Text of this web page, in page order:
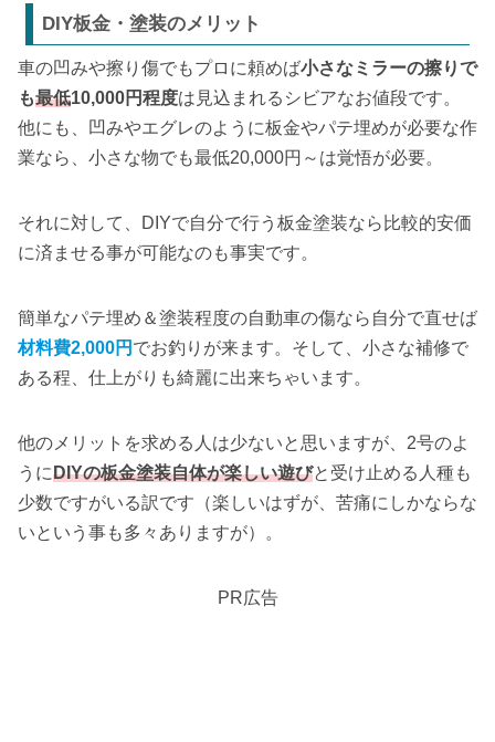
DIY板金・塗装のメリット
車の凹みや擦り傷でもプロに頼めば小さなミラーの擦りで
も最低10,000円程度は見込まれるシビアなお値段です。
他にも、凹みやエグレのように板金やパテ埋めが必要な作
業なら、小さな物でも最低20,000円～は覚悟が必要。
それに対して、DIYで自分で行う板金塗装なら比較的安価
に済ませる事が可能なのも事実です。
簡単なパテ埋め＆塗装程度の自動車の傷なら自分で直せば
材料費2,000円 でお釣りが来ます。そして、小さな補修で
ある程、仕上がりも綺麗に出来ちゃいます。
他のメリットを求める人は少ないと思いますが、2号のよ
うにDIYの板金塗装自体が楽しい遊びと受け止める人種も
少数ですがいる訳です（楽しいはずが、苦痛にしかならな
いという事も多々ありますが）。
PR広告